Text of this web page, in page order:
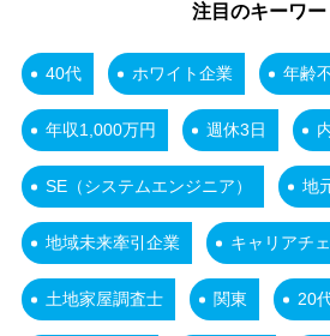
注目のキーワー
40代 ホワイト企業 年齢
年収1,000万円 週休3日
SE（システムエンジニア） 地
地域未来牽引企業 キャリアチ
土地家屋調査士 関東 20